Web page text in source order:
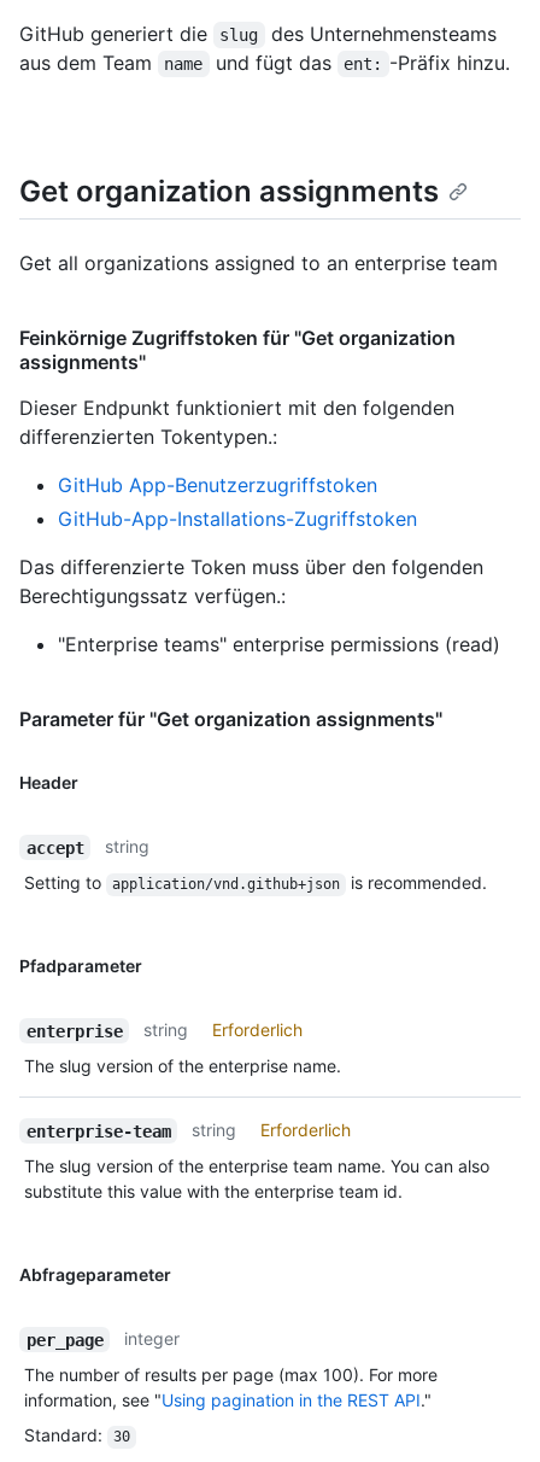
GitHub generiert die
slug
des Unternehmensteams
aus dem Team
name und fügt das ent: -Präfix hinzu.
Get organization assignments
Get all organizations assigned to an enterprise team
Feinkörnige Zugriffstoken für "Get organization
assignments"
Dieser Endpunkt funktioniert mit den folgenden
differenzierten Tokentypen.:
GitHub App-Benutzerzugriffstoken
GitHub-App-Installations-Zugriffstoken
Das differenzierte Token muss über den folgenden
Berechtigungssatz verfügen.:
"Enterprise teams" enterprise permissions (read)
Parameter für "Get organization assignments"
Header
accept
string
Setting to
application/vnd.github+json is recommended.
Pfadparameter
enterprise string
Erforderlich
The slug version of the enterprise name.
enterprise-team string
Erforderlich
The slug version of the enterprise team name. You can also
substitute this value with the enterprise team id.
Abfrageparameter
per_page
integer
The number of results per page (max 100). For more
information, see "Using pagination in the REST API."
Standard: 30